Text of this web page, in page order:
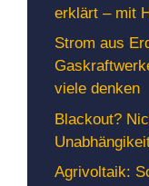
erklärt – mit
Strom aus
viele denken
Blackout?
Agrivoltaik: